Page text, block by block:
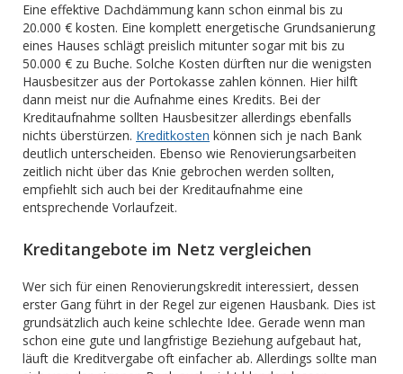
Eine effektive Dachdämmung kann schon einmal bis zu
20.000 € kosten. Eine komplett energetische Grundsanierung
eines Hauses schlägt preislich mitunter sogar mit bis zu
50.000 € zu Buche. Solche Kosten dürften nur die wenigsten
Hausbesitzer aus der Portokasse zahlen können. Hier hilft
dann meist nur die Aufnahme eines Kredits. Bei der
Kreditaufnahme sollten Hausbesitzer allerdings ebenfalls
nichts überstürzen. Kreditkosten können sich je nach Bank
deutlich unterscheiden. Ebenso wie Renovierungsarbeiten
zeitlich nicht über das Knie gebrochen werden sollten,
empfiehlt sich auch bei der Kreditaufnahme eine
entsprechende Vorlaufzeit.
Kreditangebote im Netz vergleichen
Wer sich für einen Renovierungskredit interessiert, dessen
erster Gang führt in der Regel zur eigenen Hausbank. Dies ist
grundsätzlich auch keine schlechte Idee. Gerade wenn man
schon eine gute und langfristige Beziehung aufgebaut hat,
läuft die Kreditvergabe oft einfacher ab. Allerdings sollte man